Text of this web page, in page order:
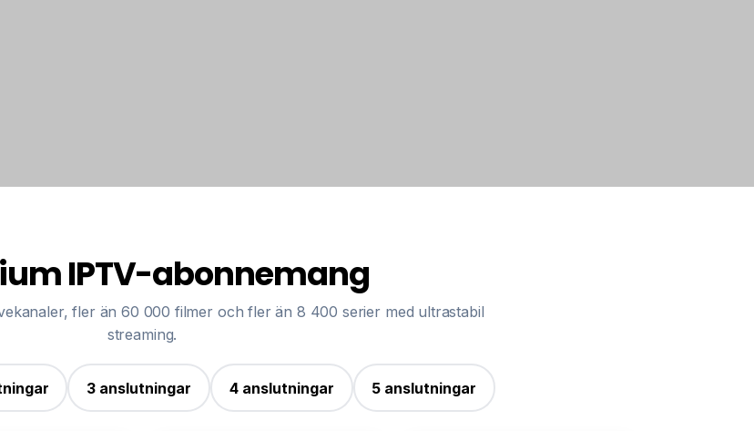
IPTV-abonnemang
fler än 60 000 filmer och fler än 8 400 serier med ultrastabil
streaming.
3 anslutningar 4 anslutningar 5 anslutningar